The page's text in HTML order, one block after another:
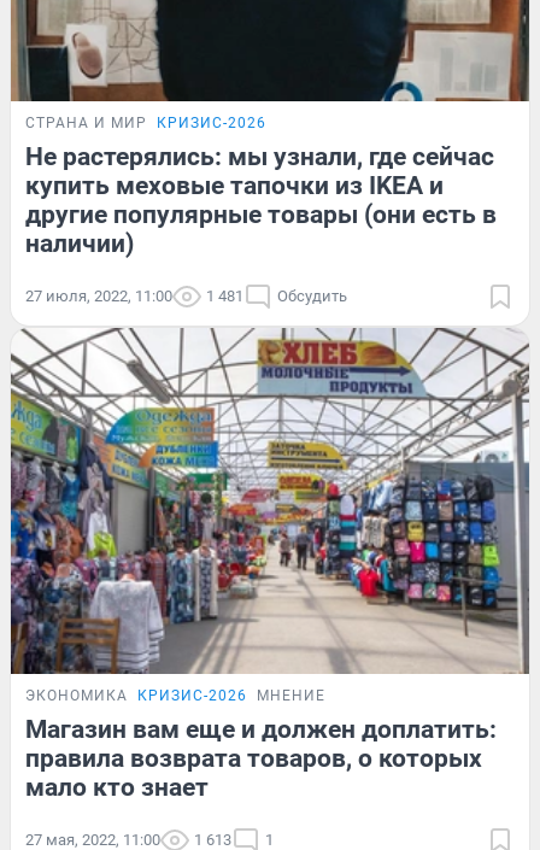
СТРАНА И МИР КРИЗИС-2026
Не растерялись: мы узнали, где сейчас
купить меховые тапочки из IKEA и
другие популярные товары (они есть в
наличии)
27 июля, 2022, 11:00 1 481 Обсудить
ЭКОНОМИКА КРИЗИС-2026 МНЕНИЕ
Магазин вам еще и должен доплатить:
правила возврата товаров, о которых
мало кто знает
27 мая, 2022, 11:00 1 613 1